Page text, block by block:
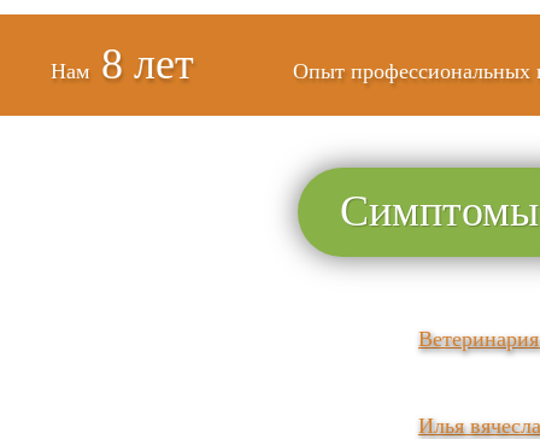
Нам 8 лет Опыт профессиональных
Симптомы
Илья